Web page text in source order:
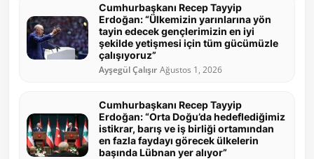
Cumhurbaşkanı Recep Tayyip
Erdoğan: “Ülkemizin yarınlarına yön
tayin edecek gençlerimizin en iyi
şekilde yetişmesi için tüm gücümüzle
çalışıyoruz”
Ayşegül Çalışır Ağustos 1, 2026
Cumhurbaşkanı Recep Tayyip
Erdoğan: “Orta Doğu’da hedeflediğimiz
istikrar, barış ve iş birliği ortamından
en fazla faydayı görecek ülkelerin
başında Lübnan yer alıyor”